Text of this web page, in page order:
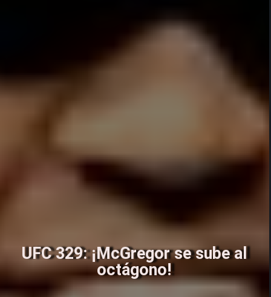
UFC 329: ¡McGregor se sube al
octágono!